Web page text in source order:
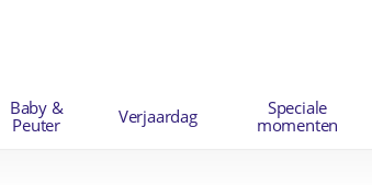
Baby &
Peuter
Verjaardag
Speciale
momenten